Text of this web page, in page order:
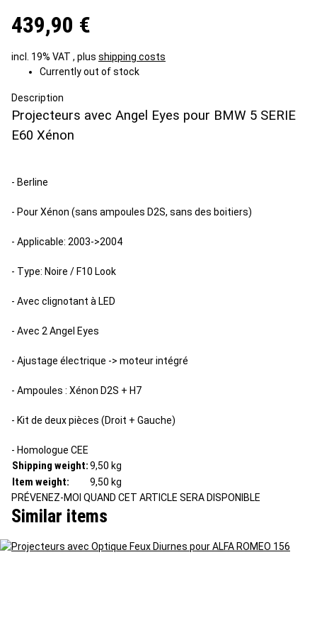
439,90 €
incl. 19% VAT , plus shipping costs
Currently out of stock
Description
Projecteurs avec Angel Eyes pour BMW 5 SERIE
E60 Xénon
- Berline
- Pour Xénon (sans ampoules D2S, sans des boitiers)
- Applicable: 2003->2004
- Type: Noire / F10 Look
- Avec clignotant à LED
- Avec 2 Angel Eyes
- Ajustage électrique -> moteur intégré
- Ampoules : Xénon D2S + H7
- Kit de deux pièces (Droit + Gauche)
- Homologue CEE
Shipping weight:9,50 kg
Item weight: 9,50 kg
PRÉVENEZ-MOI QUAND CET ARTICLE SERA DISPONIBLE
Similar items